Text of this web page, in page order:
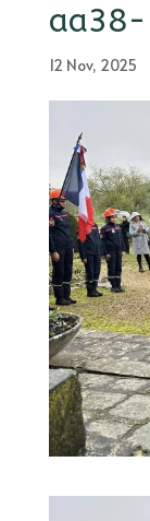
12 Nov, 2025